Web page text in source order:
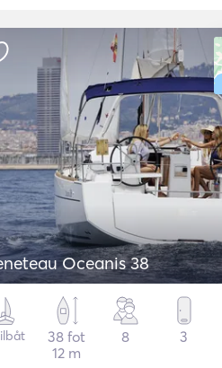
Oceanis 38
38 fot
12 m
8 3